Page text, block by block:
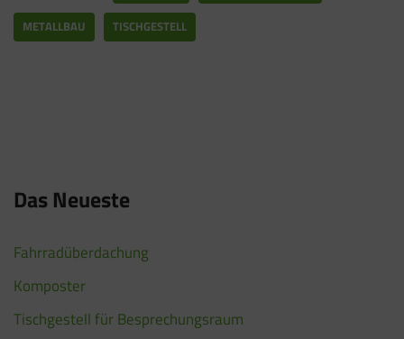
METALLBAU TISCHGESTELL
Das Neueste
Fahrradüberdachung
Komposter
Tischgestell für Besprechungsraum